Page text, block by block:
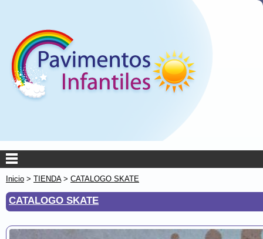
Inicio > TIENDA> CATALOGO SKATE
CATALOGO SKATE